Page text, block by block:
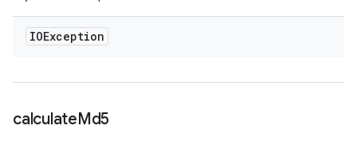
IOException
calculateMd5